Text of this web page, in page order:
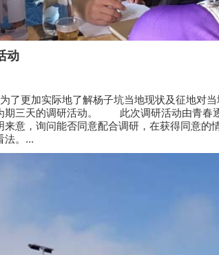
动
更加实际地了解杨子坑当地现状及征地对
期三天的调研活动。 此次调研活动由青春
意，询问能否同意配合调研，在获得同意
法。...